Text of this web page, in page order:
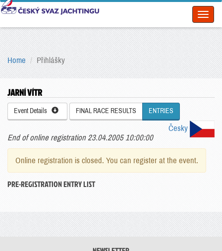
Home Přihlášky
JARNÍ VÍTR
Event Details FINAL RACE RESULTS ENTRIES
Česky
End of online registration 23.04.2005 10:00:00
Online registration is closed. You can register at the event.
PRE-REGISTRATION ENTRY LIST